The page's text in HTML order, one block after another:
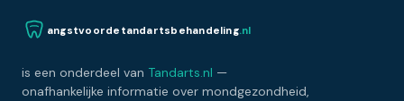
angstvoordetandartsbehandeling.nl
is een onderdeel van Tandarts.nl —
onafhankelijke informatie over mondgezondheid,